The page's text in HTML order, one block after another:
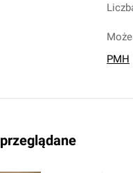
PMH